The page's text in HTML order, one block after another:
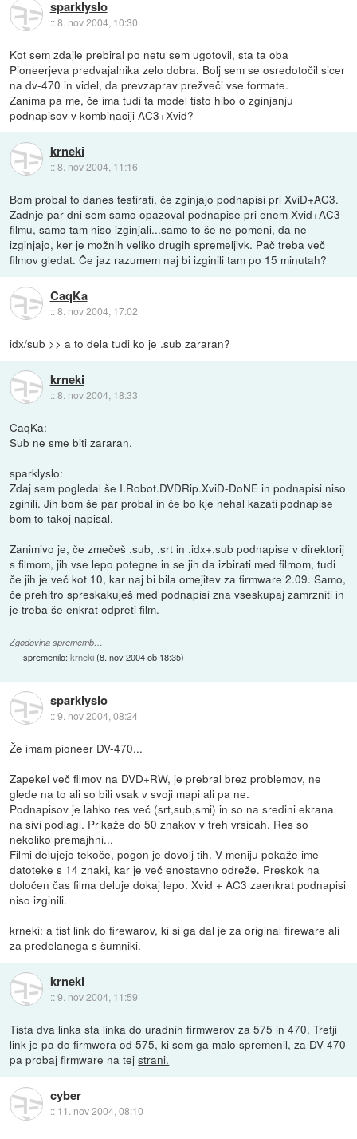
sparklyslo
::8. nov 2004, 10:30
Kot sem zdajle prebiral po netu sem ugotovil, sta ta oba
Pioneerjeva predvajalnika zelo dobra. Bolj sem se osredotočil sicer
na dv-470 in videl, da prevzaprav prežveči vse formate.
Zanima pa me, če ima tudi ta model tisto hibo o zginjanju
podnapisov v kombinaciji AC3+Xvid?
krneki
::8. nov 2004, 11:16
Bom probal to danes testirati, če zginjajo podnapisi pri XviD+AC3.
Zadnje par dni sem samo opazoval podnapise pri enem Xvid+AC3
filmu, samo tam niso izginjali...samo to še ne pomeni, da ne
izginjajo, ker je možnih veliko drugih spremeljivk. Pač treba več
filmov gledat. Če jaz razumem naj bi izginili tam po 15 minutah?
CaqKa
::8. nov 2004, 17:02
idx/sub >> a to dela tudi ko je .sub zararan?
krneki
::8. nov 2004, 18:33
CaqKa:
Sub ne sme biti zararan.
sparklyslo:
Zdaj sem pogledal še I.Robot.DVDRip.XviD-DoNE in podnapisi niso
zginili. Jih bom še par probal in če bo kje nehal kazati podnapise
bom to takoj napisal.
Zanimivo je, če zmečeš .sub, .srt in .idx+.sub podnapise v direktorij
s filmom, jih vse lepo potegne in se jih da izbirati med filmom, tudi
če jih je več kot 10, kar naj bi bila omejitev za firmware 2.09. Samo,
če prehitro spreskakuješ med podnapisi zna vseskupaj zamrzniti in
je treba še enkrat odpreti film.
Zgodovina sprememb…
spremenilo:krneki(8. nov 2004 ob 18:35)
sparklyslo
::9. nov 2004, 08:24
Že imam pioneer DV-470...
Zapekel več filmov na DVD+RW, je prebral brez problemov, ne
glede na to ali so bili vsak v svoji mapi ali pa ne.
Podnapisov je lahko res več (srt,sub,smi) in so na sredini ekrana
na sivi podlagi. Prikaže do 50 znakov v treh vrsicah. Res so
nekoliko premajhni...
Filmi delujejo tekoče, pogon je dovolj tih. V meniju pokaže ime
datoteke s 14 znaki, kar je več enostavno odreže. Preskok na
določen čas filma deluje dokaj lepo. Xvid + AC3 zaenkrat podnapisi
niso izginili.
krneki: a tist link do firewarov, ki si ga dal je za original fireware ali
za predelanega s šumniki.
krneki
::9. nov 2004, 11:59
Tista dva linka sta linka do uradnih firmwerov za 575 in 470. Tretji
link je pa do firmwera od 575, ki sem ga malo spremenil, za DV-470
pa probaj firmware na tejstrani.
cyber
:: 11. nov 2004, 08:10